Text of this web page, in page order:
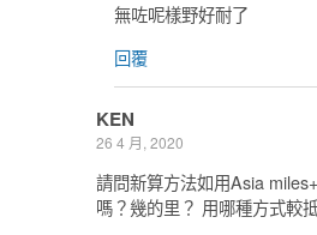
無咗呢樣野好耐了
回覆
KEN
26 4 月, 2020
請問新算方法如用Asia
嗎？幾的里？ 用哪種方式較